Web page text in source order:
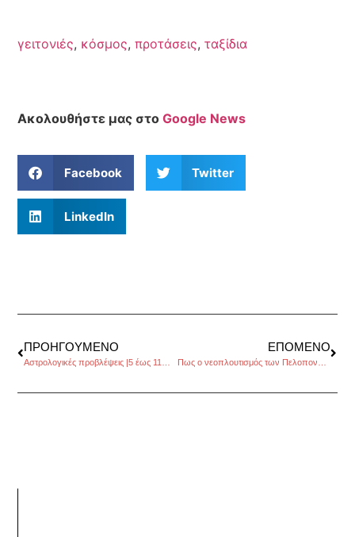
γειτονιές, κόσμος,προτάσεις,ταξίδια
Ακολουθήστε μας στοGoogle News
Facebook Twitter
LinkedIn
ΠΡΟΗΓΟΎΜΕΝΟ ΕΠΌΜΕΝΟ